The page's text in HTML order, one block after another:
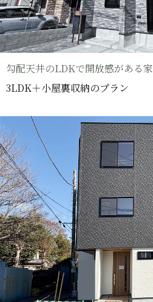
勾配天井のLDKで開放感がある家
3LDK＋小屋裏収納のプラン